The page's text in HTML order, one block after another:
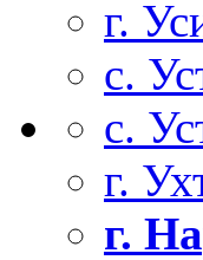
г.
с.
с.
г.
г.